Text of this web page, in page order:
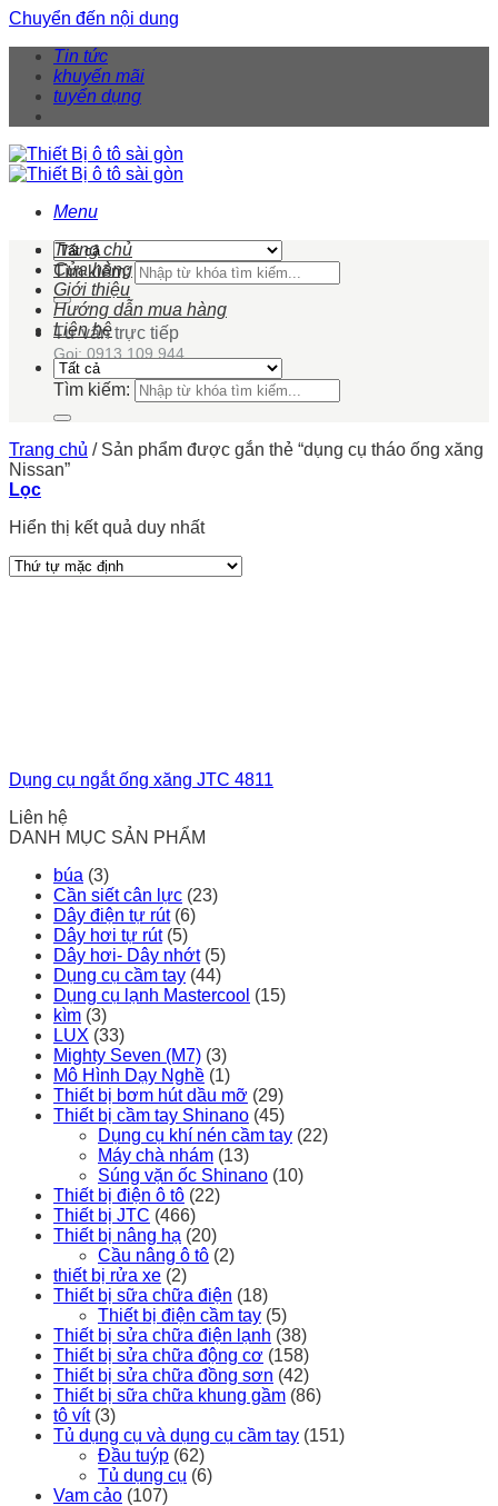
Chuyển đến nội dung
Tin tức
khuyến mãi
tuyển dụng
Menu
Tìm kiếm:
Tư vấn trực tiếp
Gọi: 0913 109 944
Trang chủ
Cửa hàng
Giới thiệu
Hướng dẫn mua hàng
Liên hệ
Tìm kiếm:
Trang chủ /Sản phẩm được gắn thẻ “dụng cụ tháo ống xăng
Nissan”
Lọc
Hiển thị kết quả duy nhất
Dụng cụ ngắt ống xăng JTC 4811
Liên hệ
DANH MỤC SẢN PHẨM
búa (3)
Cần siết cân lực (23)
Dây điện tự rút (6)
Dây hơi tự rút (5)
Dây hơi- Dây nhớt (5)
Dụng cụ cầm tay (44)
Dụng cụ lạnh Mastercool (15)
kìm (3)
LUX (33)
Mighty Seven (M7) (3)
Mô Hình Dạy Nghề (1)
Thiết bị bơm hút dầu mỡ (29)
Thiết bị cầm tay Shinano (45)
Dụng cụ khí nén cầm tay (22)
Máy chà nhám (13)
Súng vặn ốc Shinano (10)
Thiết bị điện ô tô (22)
Thiết bị JTC (466)
Thiết bị nâng hạ (20)
Cầu nâng ô tô (2)
thiết bị rửa xe (2)
Thiết bị sữa chữa điện (18)
Thiết bị điện cầm tay (5)
Thiết bị sửa chữa điện lạnh (38)
Thiết bị sửa chữa động cơ (158)
Thiết bị sửa chữa đồng sơn (42)
Thiết bị sữa chữa khung gầm (86)
tô vít (3)
Tủ dụng cụ và dụng cụ cầm tay (151)
Đầu tuýp (62)
Tủ dụng cụ (6)
Vam cảo (107)